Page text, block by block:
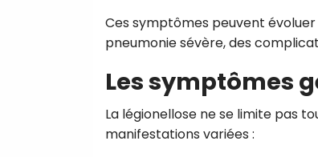
Ces symptômes peuvent
pneumonie sévère, des
Les symptômes
La légionellose ne se limite pas
manifestations variées :